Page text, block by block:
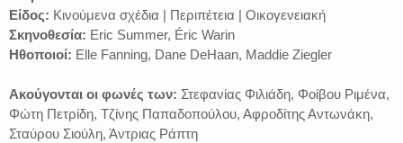
Είδος: Κινούμενα σχέδια | Περιπέτεια | Οικογενειακή
Σκηνοθεσία: Eric Summer, Éric Warin
Ηθοποιοί: Elle Fanning, Dane DeHaan, Maddie Ziegler
Ακούγονται οι φωνές των: Στεφανίας Φιλιάδη, Φοίβου Ριμένα,
Φώτη Πετρίδη, Τζίνης Παπαδοπούλου, Αφροδίτης Αντωνάκη,
Σταύρου Σιούλη, Άντριας Ράπτη